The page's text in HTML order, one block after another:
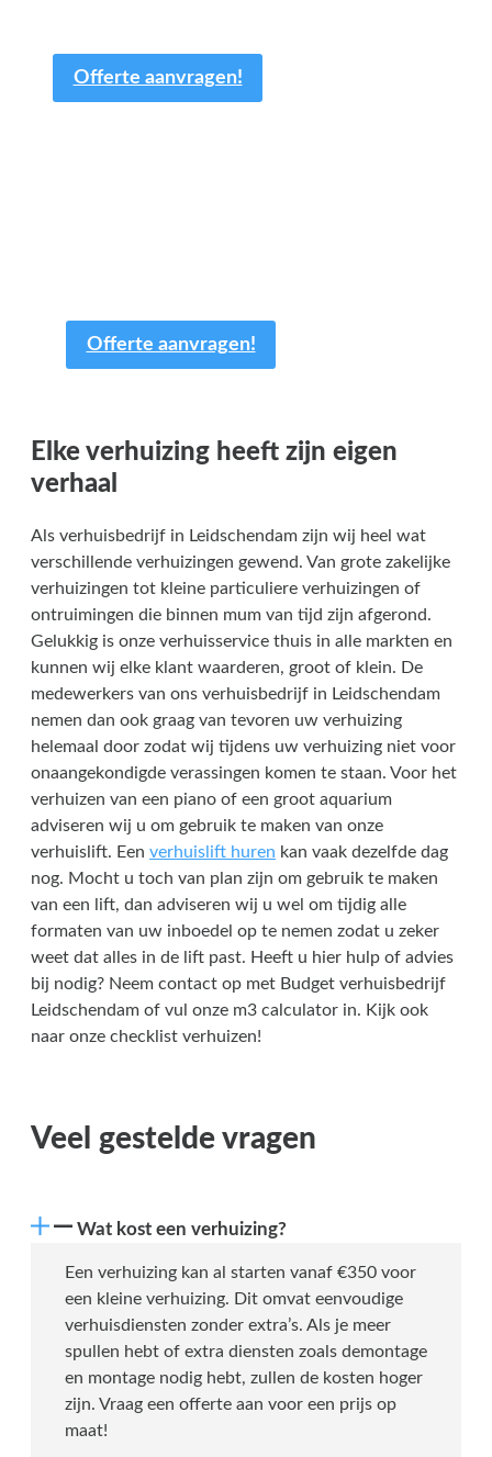
Offerte aanvragen!
Offerte aanvragen!
Elke verhuizing heeft zijn eigen
verhaal
Als verhuisbedrijf in Leidschendam zijn wij heel wat
verschillende verhuizingen gewend. Van grote zakelijke
verhuizingen tot kleine particuliere verhuizingen of
ontruimingen die binnen mum van tijd zijn afgerond.
Gelukkig is onze verhuisservice thuis in alle markten en
kunnen wij elke klant waarderen, groot of klein. De
medewerkers van ons verhuisbedrijf in Leidschendam
nemen dan ook graag van tevoren uw verhuizing
helemaal door zodat wij tijdens uw verhuizing niet voor
onaangekondigde verassingen komen te staan. Voor het
verhuizen van een piano of een groot aquarium
adviseren wij u om gebruik te maken van onze
verhuislift. Een verhuislift huren kan vaak dezelfde dag
nog. Mocht u toch van plan zijn om gebruik te maken
van een lift, dan adviseren wij u wel om tijdig alle
formaten van uw inboedel op te nemen zodat u zeker
weet dat alles in de lift past. Heeft u hier hulp of advies
bij nodig? Neem contact op met Budget verhuisbedrijf
Leidschendam of vul onze m3 calculator in. Kijk ook
naar onze checklist verhuizen!
Veel gestelde vragen
Wat kost een verhuizing?
Een verhuizing kan al starten vanaf €350 voor
een kleine verhuizing. Dit omvat eenvoudige
verhuisdiensten zonder extra’s. Als je meer
spullen hebt of extra diensten zoals demontage
en montage nodig hebt, zullen de kosten hoger
zijn. Vraag een offerte aan voor een prijs op
maat!